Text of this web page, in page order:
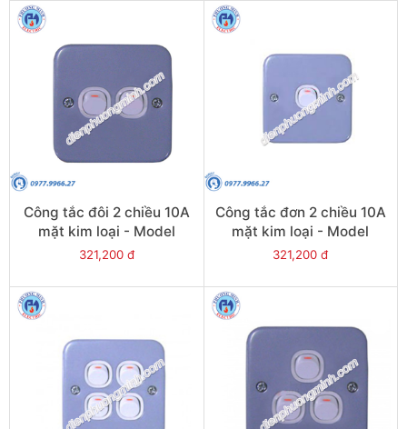
Công tắc đôi 2 chiều 10A
mặt kim loại - Model
ESM32_2_3A
321,200 đ
Công tắc đơn 2 chiều 10A
mặt kim loại - Model
ESM31_2_3A
321,200 đ